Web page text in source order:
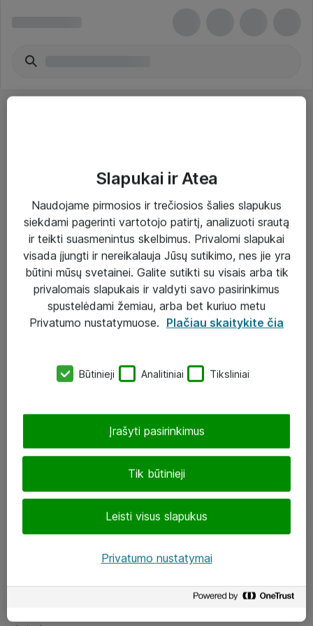
Paslaugos
Sprendimai
Įgyvendinti projektai
Atea ekspertų patarimai verslui
eShop@atea.lt
LinkedIn
Slapukai ir Atea
Naudojame pirmosios ir trečiosios šalies slapukus
siekdami pagerinti vartotojo patirtį, analizuoti srautą
ir teikti suasmenintus skelbimus. Privalomi slapukai
visada įjungti ir nereikalauja Jūsų sutikimo, nes jie yra
būtini mūsų svetainei. Galite sutikti su visais arba tik
privalomais slapukais ir valdyti savo pasirinkimus
spustelėdami žemiau, arba bet kuriuo metu
Privatumo nustatymuose. Plačiau skaitykite čia
Būtinieji Analitiniai Tiksliniai
Tik būtinieji
Leisti visus slapukus
Įrašyti pasirinkimus
Privatumo nustatymai